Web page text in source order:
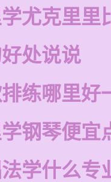
尤克里里
处说说
练哪里好
钢琴便宜
学什么专